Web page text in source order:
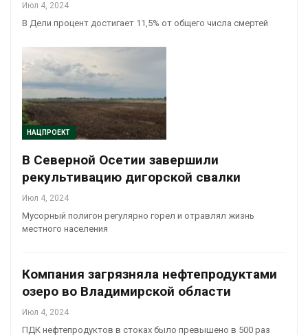
Июл 4, 2024
В Дели процент достигает 11,5% от общего числа смертей
НАЦПРОЕКТ
В Северной Осетии завершили
рекультивацию дигорской свалки
Июл 4, 2024
Мусорный полигон регулярно горел и отравлял жизнь
местного населения
Компания загрязняла нефтепродуктами
озеро во Владимирской области
Июл 4, 2024
ПДК нефтепродуктов в стоках было превышено в 500 раз